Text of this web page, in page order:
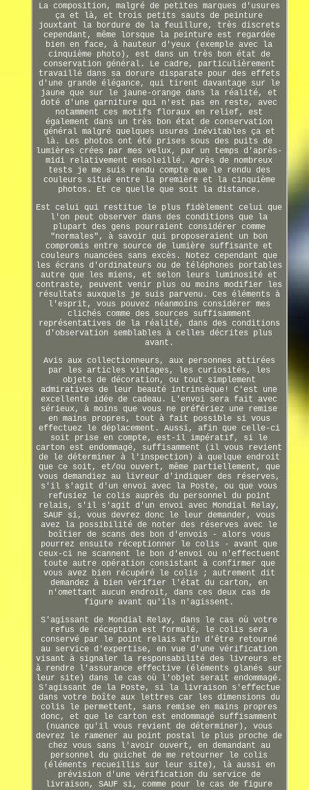
La composition, malgré de petites marques d'usures
ça et là, et trois petits sauts de peinture
jouxtant la bordure de la feuillure, très discrets
cependant, même lorsque la peinture est regardée
bien en face, à hauteur d'yeux (exemple avec la
cinquième photo), est dans un très bon état de
conservation général. Le cadre, particulièrement
travaillé dans sa dorure disparate pour des effets
d'une grande élégance, qui tirent davantage sur le
jaune que sur le jaune-orange dans la réalité, et
doté d'une garniture qui n'est pas en reste, avec
notamment ces motifs floraux en relief, est
également dans un très bon état de conservation
général malgré quelques usures inévitables ça et
là. Les photos ont été prises sous des puits de
lumières crées par mes velux, par un temps d'après-
midi relativement ensoleillé. Après de nombreux
tests je me suis rendu compte que le rendu des
couleurs situé entre la première et la cinquième
photos. Et ce quelle que soit la distance.
Est celui qui restitue le plus fidèlement celui que
l'on peut observer dans des conditions que la
plupart des gens pourraient considérer comme
"normales", à savoir qui proposeraient un bon
compromis entre source de lumière suffisante et
couleurs nuancées sans excès. Notez cependant que
les écrans d'ordinateurs ou de téléphones portables
autre que les miens, et selon leurs luminosité et
contraste, peuvent venir plus ou moins modifier les
résultats auxquels je suis parvenu. Ces éléments à
l'esprit, vous pouvez néanmoins considérer mes
clichés comme des sources suffisamment
représentatives de la réalité, dans des conditions
d'observation semblables à celles décrites plus
avant.
Avis aux collectionneurs, aux personnes attirées
par les articles vintages, les curiosités, les
objets de décoration, ou tout simplement
admiratives de leur beauté intrinsèque! C'est une
excellente idée de cadeau. L'envoi sera fait avec
sérieux, à moins que vous ne préfériez une remise
en mains propres, tout à fait possible si vous
effectuez le déplacement. Aussi, afin que celle-ci
soit prise en compte, est-il impératif, si le
carton est endommagé, suffisamment (il vous revient
de le déterminer à l'inspection) à quelque endroit
que ce soit, et/ou ouvert, même partiellement, que
vous demandiez au livreur d'indiquer des réserves,
s'il s'agit d'un envoi avec la Poste, ou que vous
refusiez le colis auprès du personnel du point
relais, s'il s'agit d'un envoi avec Mondial Relay,
SAUF si, vous devrez donc le leur demander, vous
avez la possibilité de noter des réserves avec le
boîtier de scans des bon d'envois - alors vous
pourrez ensuite réceptionner le colis - avant que
ceux-ci ne scannent le bon d'envoi ou n'effectuent
toute autre opération consistant à confirmer que
vous avez bien récupéré le colis ; autrement dit
demandez à bien vérifier l'état du carton, en
n'omettant aucun endroit, dans ces deux cas de
figure avant qu'ils n'agissent.
S'agissant de Mondial Relay, dans le cas où votre
refus de réception est formulé, le colis sera
conservé par le point relais afin d'être retourné
au service d'expertise, en vue d'une vérification
visant à signaler la responsabilité des livreurs et
à rendre l'assurance effective (éléments glanés sur
leur site) dans le cas où l'objet serait endommagé.
S'agissant de la Poste, si la livraison s'effectue
dans votre boîte aux lettres car les dimensions du
colis le permettent, sans remise en mains propres
donc, et que le carton est endommagé suffisamment
(nuance qu'il vous revient de déterminer), vous
devrez le ramener au point postal le plus proche de
chez vous sans l'avoir ouvert, en demandant au
personnel du guichet de me retourner le colis
(éléments recueillis sur leur site), là aussi en
prévision d'une vérification du service de
livraison, SAUF si, comme pour le cas de figure